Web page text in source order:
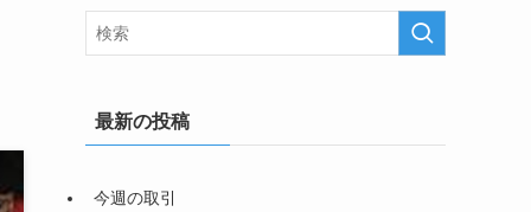
最新の投稿
今週の取引